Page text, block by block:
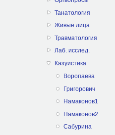
Танатология
Живые лица
Травматология
Лаб. исслед.
Казуистика
Воропаева
Григорович
Намаконов1
Намаконов2
Сабурина